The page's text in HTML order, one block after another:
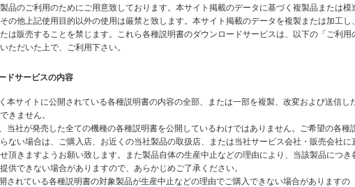
品のご利用のためにご用意致しております。本サイト掲載のデータに基づく複製品または模
の他上記使用目的以外の使用は厳禁と致します。本サイト掲載のデータを複製または加工し、
は販売することを禁じます。これら各種説明書のダウンロードサービスは、以下の「ご利用
ただいた上で、ご利用下さい。
ドサービスの内容
本サイトに公開されている各種説明書の内容の全部、または一部を複製、改変および送信し
きません。
当社が発売した全ての機種の各種説明書を公開しているわけではありません。ご希望の各種
ない場合は、ご購入店、お近くの当社製品の取扱店、または当社サービス会社・販売会社に
頂きますようお願い致します。また製品自体の生産中止などの理由により、当該製品につき
供できない場合がありますので、あらかじめご了承ください。
されている各種説明書の対象製品が生産中止などの理由でご購入できない場合がありますの